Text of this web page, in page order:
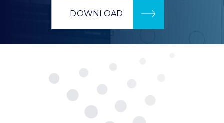
DOWNLOAD